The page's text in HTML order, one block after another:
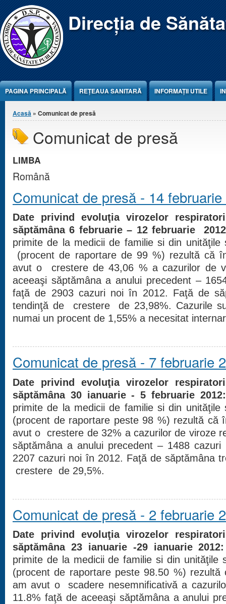
Jump to Content Direcția de
PAGINA PRINCIPALĂ REŢEAUA SANITARĂ INFORMAȚII UTILE
Eşti aici
Acasă » Comunicat de presă
Comunicat de presă
LIMBA
Română
Comunicat de presă - 14
Date privind evoluţia virozelor
săptămâna 6 februarie – 12 februarie
primite de la medicii de familie si din unităţile
(procent de raportare de 99 %) rezultă că
avut o crestere de 43,06 % a cazurilor de
aceeaşi săptămâna a anului precedent –
faţă de 2903 cazuri noi în 2012. Faţă de
tendinţă de crestere de 23,98%. Cazurile
numai un procent de 1,55% a necesitat
Comunicat de presă - 7 februarie
Date privind evoluţia virozelor
săptămâna 30 ianuarie - 5 februarie 2012:
primite de la medicii de familie si din unităţile
(procent de raportare peste 98 %) rezultă că
avut o crestere de 32% a cazurilor de viroze
săptămâna a anului precedent – 1488
2207 cazuri noi în 2012. Faţă de săptămâna
crestere de 29,5%.
Comunicat de presă - 2 februarie
Date privind evoluţia virozelor
săptămâna 23 ianuarie -29 ianuarie 2012:
primite de la medicii de familie si din unităţile
(procent de raportare peste 98.50 %) rezultă
am avut o scadere nesemnificativă a
11.8% faţă de aceeaşi săptămâna a anului